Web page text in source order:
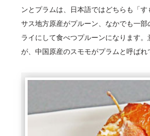
ンとプラムは、日本語ではどちらも「す
サス地方原産がプルーン、なかでも一部
ライにして食べつプルーンになります。
が、中国原産のスモモがプラムと呼ばれ